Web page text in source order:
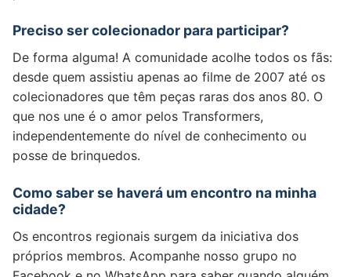
Preciso ser colecionador para participar?
De forma alguma! A comunidade acolhe todos os fãs:
desde quem assistiu apenas ao filme de 2007 até os
colecionadores que têm peças raras dos anos 80. O
que nos une é o amor pelos Transformers,
independentemente do nível de conhecimento ou
posse de brinquedos.
Como saber se haverá um encontro na minha
cidade?
Os encontros regionais surgem da iniciativa dos
próprios membros. Acompanhe nosso grupo no